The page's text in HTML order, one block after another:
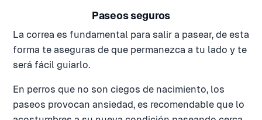
Paseos seguros
La correa es fundamental para salir a pasear, de esta
forma te aseguras de que permanezca a tu lado y te
será fácil guiarlo.
En perros que no son ciegos de nacimiento, los
paseos provocan ansiedad, es recomendable que lo